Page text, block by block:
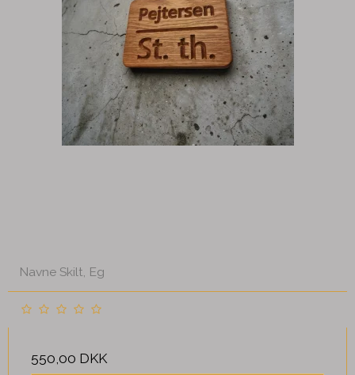
Navne Skilt, Eg
550,00 DKK